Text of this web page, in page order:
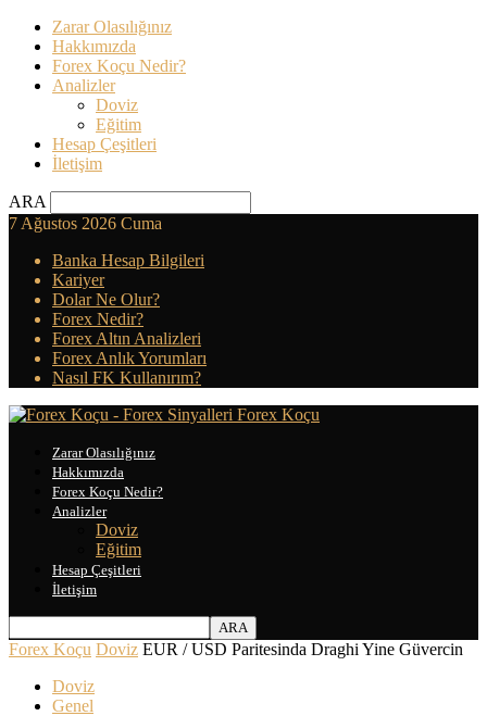
Zarar Olasılığınız
Hakkımızda
Forex Koçu Nedir?
Analizler
Doviz
Eğitim
Hesap Çeşitleri
İletişim
ARA
7 Ağustos 2026 Cuma
Banka Hesap Bilgileri
Kariyer
Dolar Ne Olur?
Forex Nedir?
Forex Altın Analizleri
Forex Anlık Yorumları
Nasıl FK Kullanırım?
Forex Koçu
Zarar Olasılığınız
Hakkımızda
Forex Koçu Nedir?
Analizler
Doviz
Eğitim
Hesap Çeşitleri
İletişim
Forex Koçu Doviz EUR / USD Paritesinda Draghi Yine Güvercin
Doviz
Genel